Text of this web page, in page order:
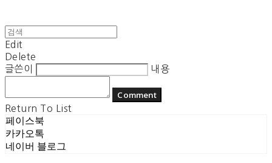
Edit
Delete
글쓴이
내용
Comment
Return To List
페이스북
카카오톡
네이버 블로그